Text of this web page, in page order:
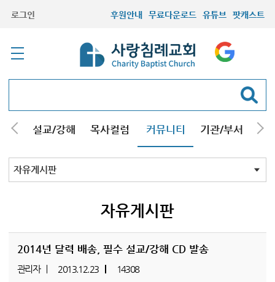
로그인 후원안내 무료다운로드 유튜브 팟캐스트
내 설교/강해 목사컬럼 커뮤니티 기관/부서 선
최근등록자료
자유게시판
자유게시판
2014년 달력 배송, 필수 설교/강해 CD 발송
관리자 2013.12.23 14308